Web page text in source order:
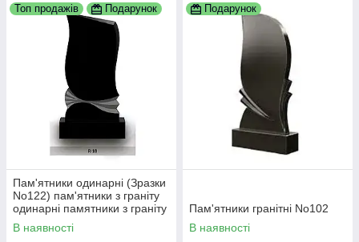
Топ продажів Подарунок
Пам'ятники одинарні (Зразки
No122) пам'ятники з граніту
одинарні памятники з граніту
замовити пам'ятник гранітний
пам'ятник
В наявності
Подарунок
Пам'ятники гранітні No102
В наявності